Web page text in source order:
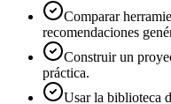
Comparar
recomendaciones
Construir un
práctica.
Usar la biblioteca